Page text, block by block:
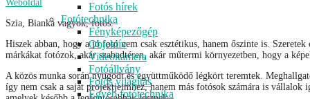
Fotós hírek
Fotótechnika
Fényképezőgép
Objektív
Videokamera
Fotóállvány
Fotós világítás
Egyéb fotótechnika
Weboldal
Szia, Bianka vagyok, fotós.
Hiszek abban, hogy a jó fotó nem csak esztétikus, hanem őszinte is.
márkákat fotózok, akár szabadtéren, akár műtermi környezetben, hogy a
A közös munka során nyugodt és együttműködő légkört teremtek.
így nem csak a saját projektjeimhez, hanem más fotósok számára is vállalok